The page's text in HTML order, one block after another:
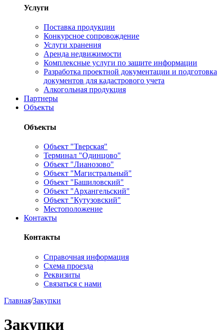
Услуги
Поставка продукции
Конкурсное сопровождение
Услуги хранения
Аренда недвижимости
Комплексные услуги по защите информации
Разработка проектной документации и подготовка
документов для кадастрового учета
Алкогольная продукция
Партнеры
Объекты
Объекты
Объект "Тверская"
Терминал "Одинцово"
Объект "Лианозово"
Объект "Магистральный"
Объект "Башиловский"
Объект "Архангельский"
Объект "Кутузовский"
Местоположение
Контакты
Контакты
Справочная информация
Схема проезда
Реквизиты
Связаться с нами
Главная/Закупки
Закупки